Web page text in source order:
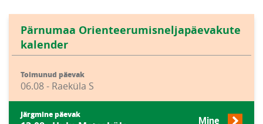
Pärnumaa Orienteerumisneljapäevakute
kalender
Toimunud päevak
06.08 - Raeküla S
Järgmine päevak
Mine